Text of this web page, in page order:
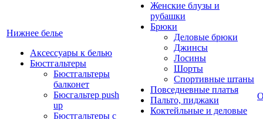
Нижнее белье
Аксессуары к белью
Бюстгальтеры
Бюстгальтеры
балконет
Бюсгальтер push
up
Бюстгальтеры с
Женские блузы и
рубашки
Брюки
Деловые брюки
Джинсы
Лосины
Шорты
Спортивные штаны
Повседневные платья
Пальто, пиджаки
Коктейльные и деловые